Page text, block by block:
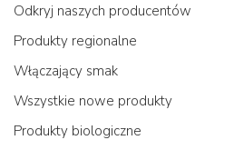
Odkryj naszych producentów
Produkty regionalne
Włączający smak
Wszystkie nowe produkty
Produkty biologiczne